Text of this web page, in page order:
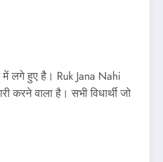
में लगे हुए है। Ruk Jana Nahi
करने वाला है। सभी विधार्थी जो